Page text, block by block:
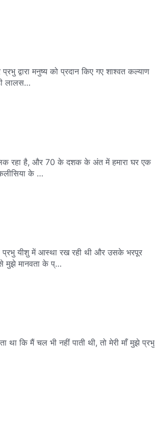
द्वारा मनुष्य को प्रदान किए गए शाश्वत कल्याण
लालस…
रहा है, और 70 के दशक के अंत में हमारा घर एक
के …
प्रभु यीशु में आस्था रख रही थी और उसके भरपूर
मुझे मानवता के प्…
था कि मैं चल भी नहीं पाती थी, तो मेरी माँ मुझे प्रभु